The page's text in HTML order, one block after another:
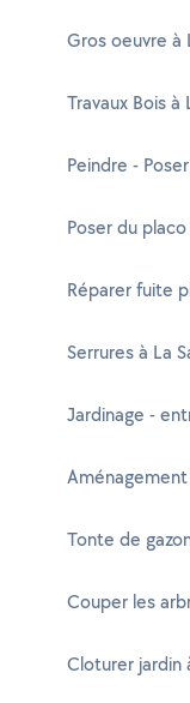
Gros oeuvre à
Travaux Bois à
Peindre -
Poser du placo
Réparer fuite
Serrures à La
Jardinage -
Aménagement
Tonte de
Couper les
Cloturer jardin